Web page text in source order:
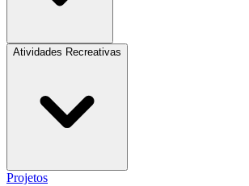
Atividades Recreativas
Projetos